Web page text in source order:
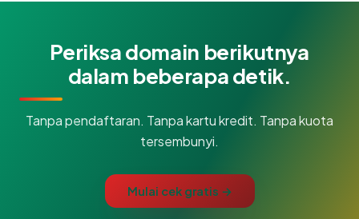
Periksa domain berikutnya
dalam beberapa detik.
Tanpa pendaftaran. Tanpa kartu kredit. Tanpa kuota
tersembunyi.
Mulai cek gratis →